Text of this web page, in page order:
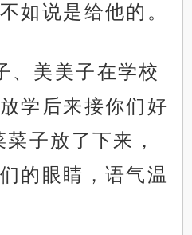
如说是给他的。
、美美子在学校
学后来接你们好
子放了下来，
的眼睛，语气温